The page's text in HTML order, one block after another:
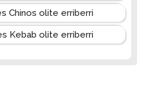
Chinos olite erriberri
Kebab olite erriberri